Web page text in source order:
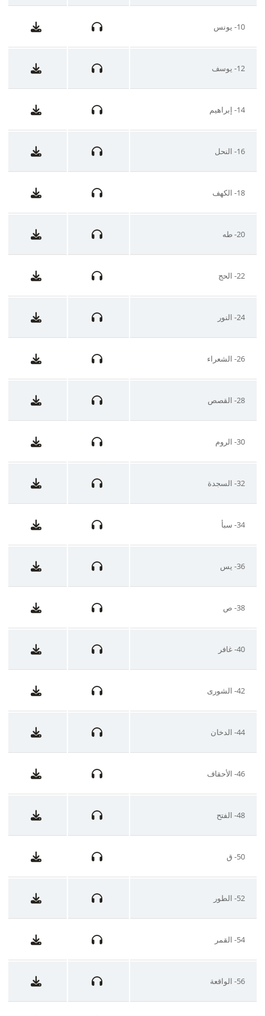
10- يونس
12- يوسف
14- إبراهيم
16- النحل
18- الكهف
20- طه
22- الحج
24- النور
26- الشعراء
28- القصص
30- الروم
32- السجدة
34- سبأ
36- يس
38- ص
40- غافر
42- الشورى
44- الدخان
46- الأحقاف
48- الفتح
50- ق
52- الطور
54- القمر
56- الواقعة